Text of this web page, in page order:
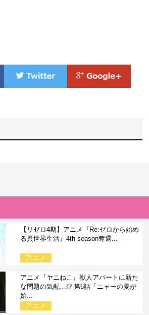
【リゼロ4期】アニメ『Re:ゼロから始め
る異世界生活』4th season奪還...
アニメ
アニメ『ヤニねこ』獣人アパートに新た
な問題の気配…!? 第6話「ニャーの夏が
始...
アニメ